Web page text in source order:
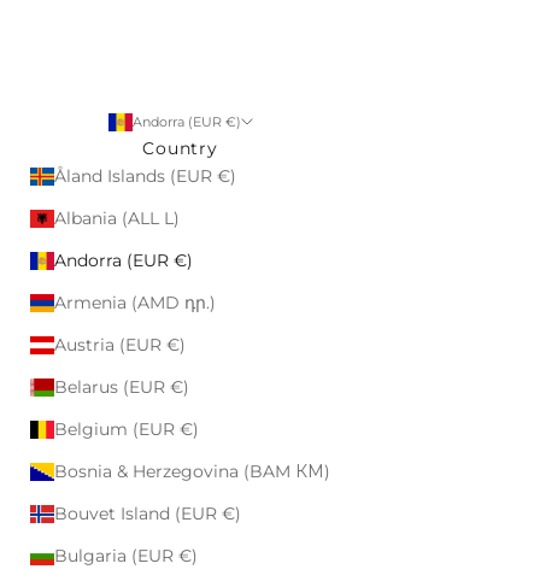
Andorra (EUR €)
Country
Åland Islands (EUR €)
Albania (ALL L)
Andorra (EUR €)
Armenia (AMD դր.)
Austria (EUR €)
Belarus (EUR €)
Belgium (EUR €)
Bosnia & Herzegovina (BAM КМ)
Bouvet Island (EUR €)
Bulgaria (EUR €)